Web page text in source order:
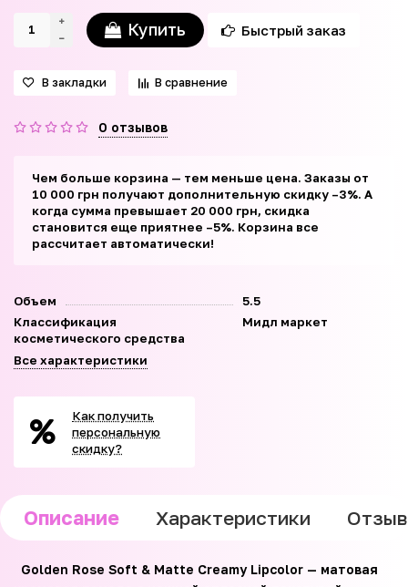
Купить Быстрый заказ
В закладки В сравнение
0 отзывов
Чем больше корзина — тем меньше цена. Заказы от
10 000 грн получают дополнительную скидку –3%. А
когда сумма превышает 20 000 грн, скидка
становится еще приятнее –5%. Корзина все
рассчитает автоматически!
Объем
5.5
Классификация
косметического средства
Мидл маркет
Все характеристики
Как получить
персональную
скидку?
Описание Характеристики
Golden Rose Soft & Matte Creamy Lipcolor — матовая